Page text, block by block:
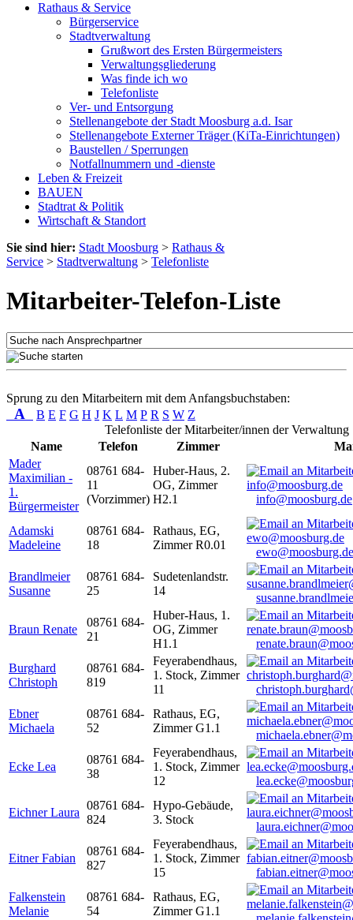
Rathaus & Service
Bürgerservice
Stadtverwaltung
Grußwort des Ersten Bürgermeisters
Verwaltungsgliederung
Was finde ich wo
Telefonliste
Ver- und Entsorgung
Stellenangebote der Stadt Moosburg a.d. Isar
Stellenangebote Externer Träger (KiTa-Einrichtungen)
Baustellen / Sperrungen
Notfallnummern und -dienste
Leben & Freizeit
BAUEN
Stadtrat & Politik
Wirtschaft & Standort
Sie sind hier: Stadt Moosburg > Rathaus &
Service > Stadtverwaltung > Telefonliste
Mitarbeiter-Telefon-Liste
Sprung zu den Mitarbeitern mit dem Anfangsbuchstaben:
A B E F G H J K L M P R S W Z
Telefonliste der Mitarbeiter/innen der Verwaltung
Name
Telefon Zimmer
Mader
Maximilian -
1.
Bürgermeister
08761 684-
11
(Vorzimmer)
Huber-Haus, 2.
OG, Zimmer
H2.1
info@moosburg.de
Adamski
Madeleine
08761 684-
18
Rathaus, EG,
Zimmer R0.01
ewo@moosburg.de
Brandlmeier
Susanne
08761 684-
25
Sudetenlandstr.
14
Braun Renate
08761 684-
21
Huber-Haus, 1.
OG, Zimmer
H1.1
Burghard
Christoph
08761 684-
819
Feyerabendhaus,
1. Stock, Zimmer
11
Ebner
Michaela
08761 684-
52
Rathaus, EG,
Zimmer G1.1
Ecke Lea
08761 684-
38
Feyerabendhaus,
1. Stock, Zimmer
12
Eichner Laura
08761 684-
824
Hypo-Gebäude,
3. Stock
Eitner Fabian
08761 684-
827
Feyerabendhaus,
1. Stock, Zimmer
15
Falkenstein
Melanie
08761 684-
54
Rathaus, EG,
Zimmer G1.1